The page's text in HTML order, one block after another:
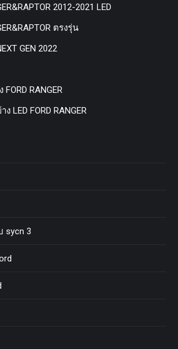
2012-2021 LED
ตรงรุ่น
GEN 2022
RANGER
LED FORD RANGER
sycn 3